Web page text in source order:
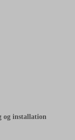
og installation